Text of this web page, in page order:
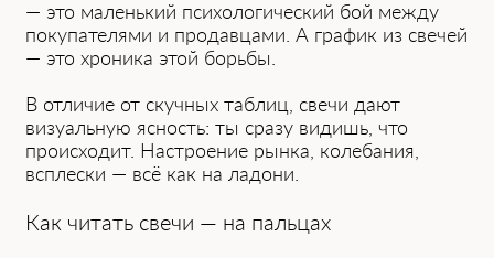
— это маленький психологический бой между
покупателями и продавцами. А график из свечей
— это хроника этой борьбы.
В отличие от скучных таблиц, свечи дают
визуальную ясность: ты сразу видишь, что
происходит. Настроение рынка, колебания,
всплески — всё как на ладони.
Как читать свечи — на пальцах